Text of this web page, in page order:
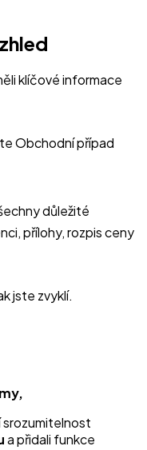
klíčové informace
Obchodní případ
důležité
přílohy, rozpis ceny
jste zvyklí.
srozumitelnost
a přidali funkce